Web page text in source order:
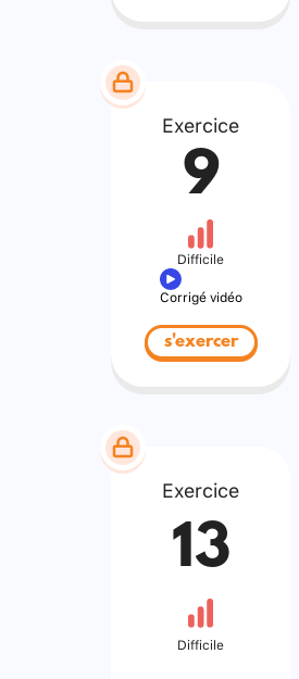
Exercice
9
Difficile
Corrigé vidéo
s'exercer
Exercice
13
Difficile